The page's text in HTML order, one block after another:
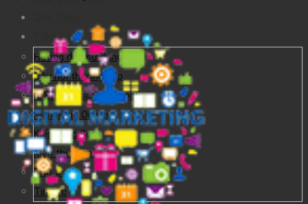
Tiện ích
Hướng dẫn sử dụng
Câu hỏi thường gặp
Kiến thức bán hàng online
Marketing Online
Kiến thức Seo
Kiến thức website
Thủ thuật
Tin tức